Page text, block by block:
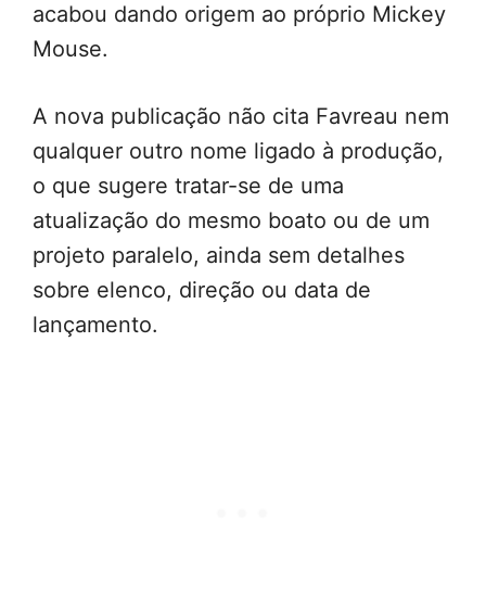
acabou dando origem ao próprio Mickey
Mouse.
A nova publicação não cita Favreau nem
qualquer outro nome ligado à produção,
o que sugere tratar-se de uma
atualização do mesmo boato ou de um
projeto paralelo, ainda sem detalhes
sobre elenco, direção ou data de
lançamento.